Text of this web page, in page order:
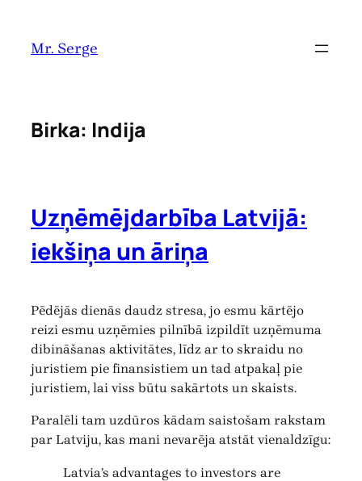
saturu
Mr. Serge
Birka: Indija
Uzņēmējdarbība Latvijā:
iekšiņa un āriņa
Pēdējās dienās daudz stresa, jo esmu kārtējo
reizi esmu uzņēmies pilnībā izpildīt uzņēmuma
dibināšanas aktivitātes, līdz ar to skraidu no
juristiem pie finansistiem un tad atpakaļ pie
juristiem, lai viss būtu sakārtots un skaists.
Paralēli tam uzdūros kādam saistošam rakstam
par Latviju, kas mani nevarēja atstāt vienaldzīgu:
Latvia’s advantages to investors are